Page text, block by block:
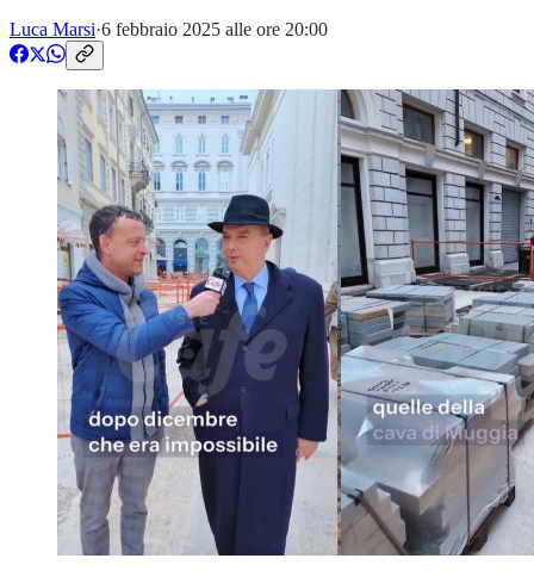
Luca Marsi·6 febbraio 2025 alle ore 20:00